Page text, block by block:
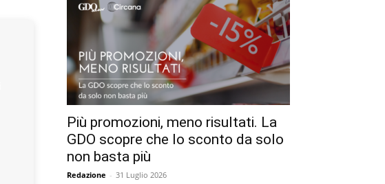
Più promozioni, meno risultati. La
GDO scopre che lo sconto da solo
non basta più
Redazione - 31 Luglio 2026